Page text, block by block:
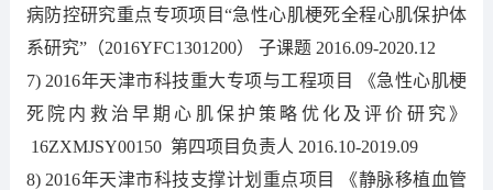
病防控研究重点专项项目“急性心肌梗死全程心肌保护体
系研究”（2016YFC1301200） 子课题 2016.09-2020.12
7) 2016年天津市科技重大专项与工程项目 《急性心肌梗
死院内救治早期心肌保护策略优化及评价研究》
16ZXMJSY00150 第四项目负责人 2016.10-2019.09
8) 2016年天津市科技支撑计划重点项目 《静脉移植血管